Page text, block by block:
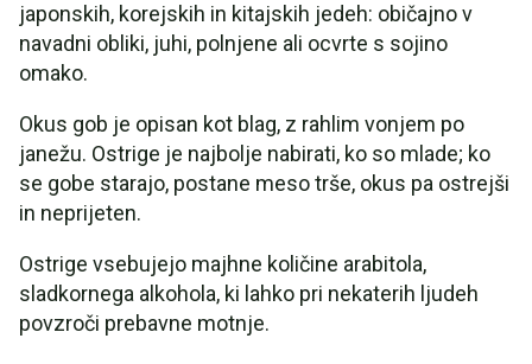
japonskih, korejskih in kitajskih jedeh: običajno v
navadni obliki, juhi, polnjene ali ocvrte s sojino
omako.
Okus gob je opisan kot blag, z rahlim vonjem po
janežu. Ostrige je najbolje nabirati, ko so mlade; ko
se gobe starajo, postane meso trše, okus pa ostrejši
in neprijeten.
Ostrige vsebujejo majhne količine arabitola,
sladkornega alkohola, ki lahko pri nekaterih ljudeh
povzroči prebavne motnje.